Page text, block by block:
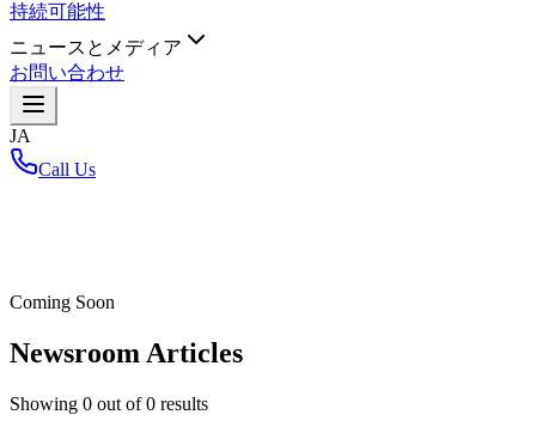
持続可能性
ニュースとメディア
お問い合わせ
JA
Call Us
Coming Soon
Newsroom Articles
Showing 0 out of0 results